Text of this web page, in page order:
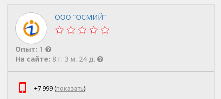
ООО "ОСМИЙ"
Опыт: 1
На сайте: 8 г. 3 м. 24 д.
+7 999 (показать)